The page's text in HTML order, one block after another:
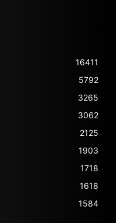
16411
5792
3265
3062
2125
1903
1718
1618
1584